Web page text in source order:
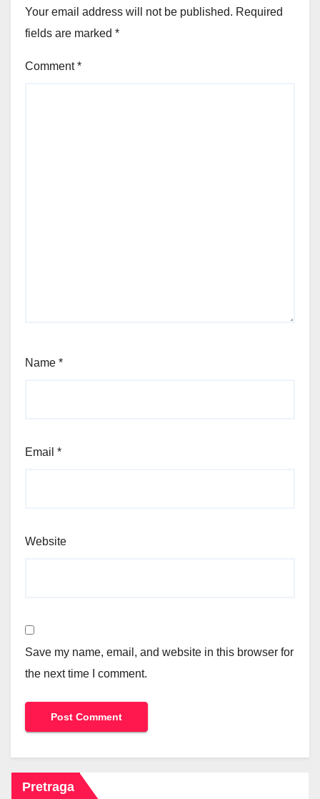
Your email address will not be published. Required
fields are marked *
Comment*
Name *
Email *
Website
Save my name, email, and website in this browser for
the next time I comment.
Pretraga